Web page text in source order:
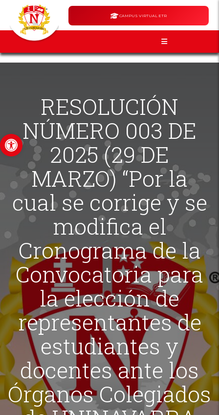
Abrir barra de herramientas
CAMPUS VIRTUAL ETR
RESOLUCIÓN
NÚMERO 003 DE
2025 (29 DE
MARZO) “Por la
cual se corrige y se
modifica el
Cronograma de la
Convocatoria para
la elección de
representantes de
estudiantes y
docentes ante los
Órganos Colegiados